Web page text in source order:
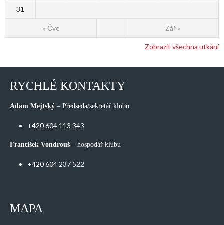
« Čvc Zář »
31
Zobrazit všechna utkání
RYCHLÉ KONTAKTY
Adam Mejtský – Předseda/sekretář klubu
+420 604 113 343
František Vondrouš – hospodář klubu
+420 604 237 522
MAPA